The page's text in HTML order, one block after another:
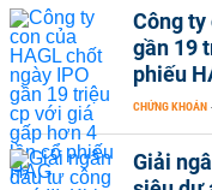
Công ty
gần 19
phiếu
CHỨNG KHOÁN
Giải